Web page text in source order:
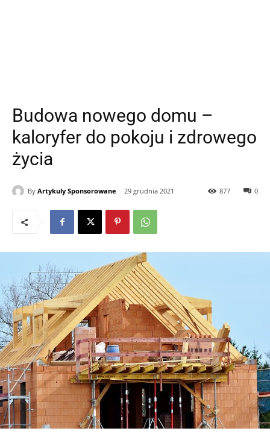
Budowa nowego domu –
kaloryfer do pokoju i zdrowego
życia
By Artykuly Sponsorowane 29 grudnia 2021 0
877